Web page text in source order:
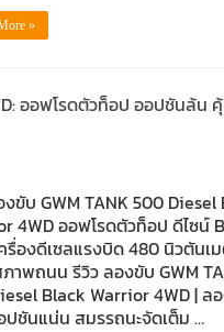
»
ออฟโรดตัวท็อป ออปชันล้น
งขับ GWM TANK 500 Diesel
4WD ออฟโรดตัวท็อป ดีไซน์
รื่องดีเซลแรงบิด 480 นิวตันเ
าพถนน รีวิว ลองขับ GWM
Black Warrior 4WD | ล
ปชันแน่น สมรรถนะจัดเต็ม …